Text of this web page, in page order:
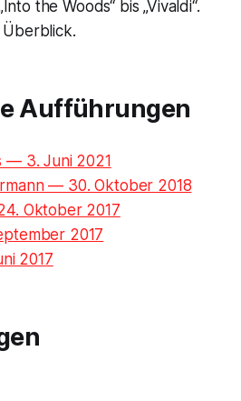
the Woods“ bis „Vivaldi“.
Überblick.
Aufführungen
— 3. Juni 2021
— 30. Oktober 2018
Oktober 2017
2017
2017